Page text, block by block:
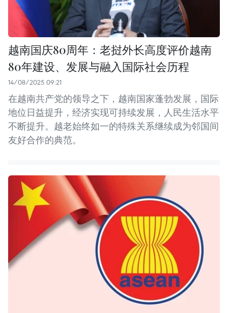
越南国庆80周年：老挝外长高度评价越南
80年建设、发展与融入国际社会历程
14/08/2025 09:21
在越南共产党的领导之下，越南国家蓬勃发展，国际
地位日益提升，经济实现可持续发展，人民生活水平
不断提升。越老始终如一的特殊关系继续成为邻国间
友好合作的典范。